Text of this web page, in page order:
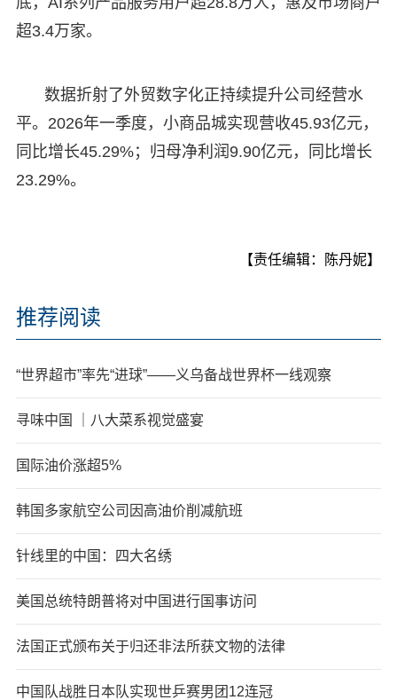
超3.4万家。
数据折射了外贸数字化正持续提升公司经营水
平。2026年一季度，小商品城实现营收45.93亿元，
同比增长45.29%；归母净利润9.90亿元，同比增长
23.29%。
【责任编辑：陈丹妮】
推荐阅读
“世界超市”率先“进球”——义乌备战世界杯一线观察
寻味中国 ｜八大菜系视觉盛宴
国际油价涨超5%
韩国多家航空公司因高油价削减航班
针线里的中国：四大名绣
美国总统特朗普将对中国进行国事访问
法国正式颁布关于归还非法所获文物的法律
中国队战胜日本队实现世乒赛男团12连冠